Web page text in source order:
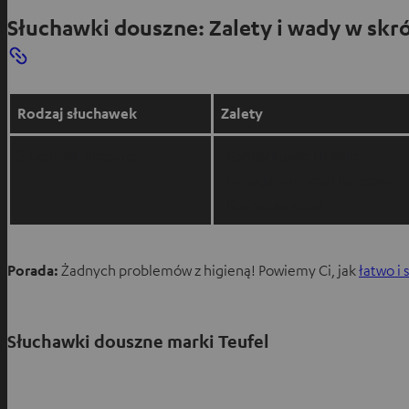
Słuchawki douszne: Zalety i wady w
Rodzaj słuchawek Zalety
Porada: Żadnych problemów z higieną! Powiemy Ci, jakłatwo i
Słuchawki douszne marki Teufel